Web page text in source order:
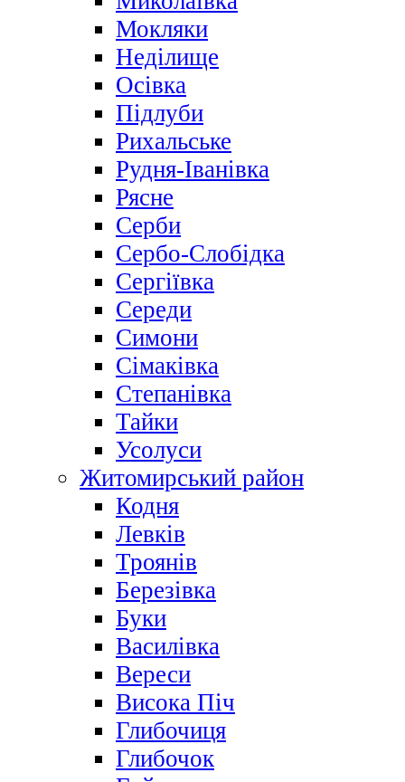
Мокляки
Неділище
Осівка
Підлуби
Рихальське
Рудня-Іванівка
Рясне
Серби
Сербо-Слобідка
Сергіївка
Середи
Симони
Сімаківка
Степанівка
Тайки
Усолуси
Житомирський район
Кодня
Левків
Троянів
Березівка
Буки
Василівка
Вереси
Висока Піч
Глибочиця
Глибочок